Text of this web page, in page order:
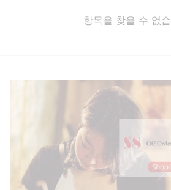
항목을 찾을 수 없